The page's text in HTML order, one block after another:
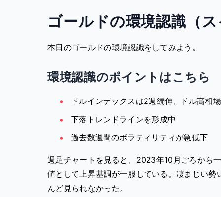
ゴールドの環境認識（
本日のゴールドの環境認識をしてみよう。
環境認識のポイントはこちら
ドルインデックスは2週続伸、ドル高相
下落トレンドラインを形成中
過去数週間のボラティリティが急低下
週足チャートを見ると、2023年10月ごろから
値として上昇基調が一服している。凄まじい
んど見られなかった。